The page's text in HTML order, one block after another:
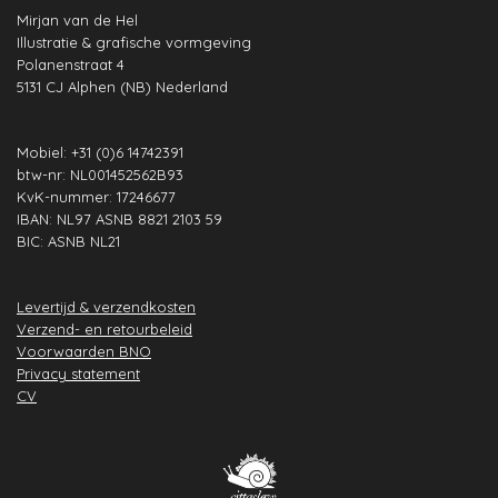
o
o
r
m
I
Mirjan van de Hel
Illustratie & grafische vormgeving
Polanenstraat 4
5131 CJ Alphen (NB) Nederland
Mobiel: +31 (0)6 14742391
btw-nr: NL001452562B93
KvK-nummer: 17246677
IBAN: NL97 ASNB 8821 2103 59
BIC: ASNB NL21
Levertijd & verzendkosten
Verzend- en retourbeleid
Voorwaarden BNO
Privacy statement
CV